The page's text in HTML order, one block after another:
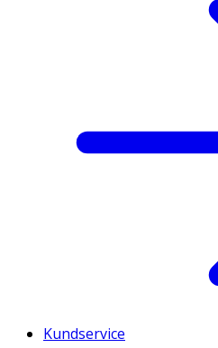
Kundservice